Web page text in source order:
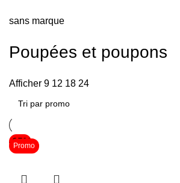
sans marque
Poupées et poupons
Afficher 9 12 18 24
-65%
Promo